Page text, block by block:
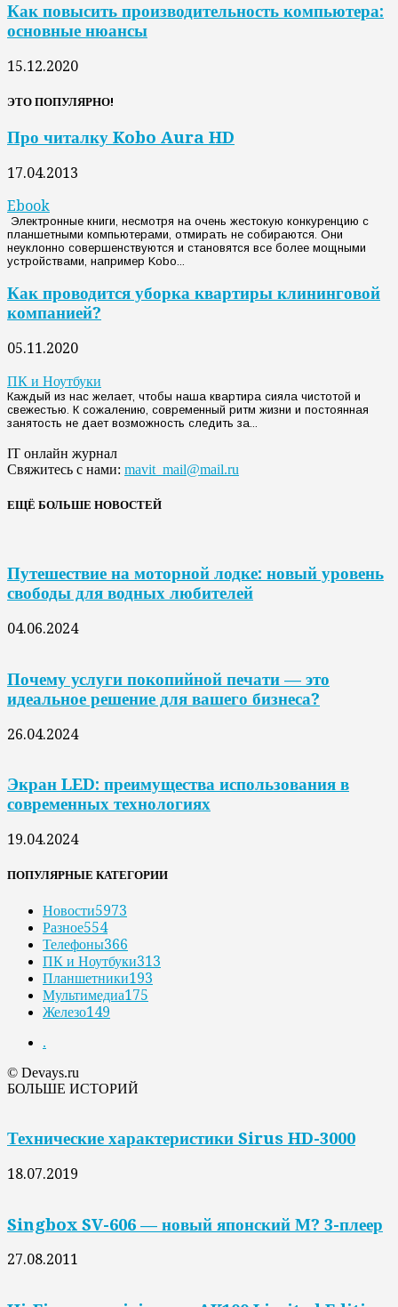
Как повысить производительность компьютера:
основные нюансы
15.12.2020
ЭТО ПОПУЛЯРНО!
Про читалку Kobo Aura HD
17.04.2013
Ebook
Электронные книги, несмотря на очень жестокую конкуренцию с
планшетными компьютерами, отмирать не собираются. Они
неуклонно совершенствуются и становятся все более мощными
устройствами, например Kobo...
Как проводится уборка квартиры клининговой
компанией?
05.11.2020
ПК и Ноутбуки
Каждый из нас желает, чтобы наша квартира сияла чистотой и
свежестью. К сожалению, современный ритм жизни и постоянная
занятость не дает возможность следить за...
IT онлайн журнал
Свяжитесь с нами: mavit_mail@mail.ru
ЕЩЁ БОЛЬШЕ НОВОСТЕЙ
Путешествие на моторной лодке: новый уровень
свободы для водных любителей
04.06.2024
Почему услуги покопийной печати — это
идеальное решение для вашего бизнеса?
26.04.2024
Экран LED: преимущества использования в
современных технологиях
19.04.2024
ПОПУЛЯРНЫЕ КАТЕГОРИИ
Новости5973
Разное554
Телефоны366
ПК и Ноутбуки313
Планшетники193
Мультимедиа175
Железо149
.
© Devays.ru
БОЛЬШЕ ИСТОРИЙ
Технические характеристики Sirus HD-3000
18.07.2019
Singbox SV-606 — новый японский М? 3-плеер
27.08.2011